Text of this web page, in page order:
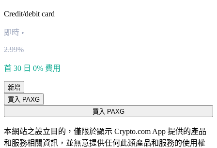
Credit/debit card
即時 •
2.99%
首 30 日 0% 費用
新增
買入 PAXG
買入 PAXG
本網站之設立目的，僅限於顯示 Crypto.com App 提供的產品
和服務相關資訊，並無意提供任何此類產品和服務的使用權